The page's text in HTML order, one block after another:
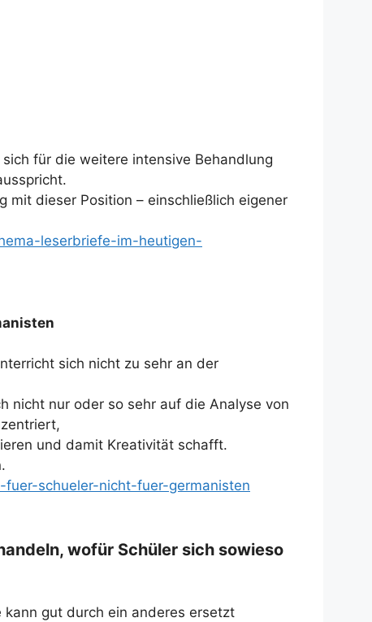
für die weitere intensive Behandlung
mit dieser Position – einschließlich eigener
leserbriefe-im-heutigen-
sich nicht zu sehr an der
nicht nur oder so sehr auf die Analyse von
und damit Kreativität schafft.
schueler-nicht-fuer-germanisten
wofür Schüler sich sowieso
kann gut durch ein anderes ersetzt